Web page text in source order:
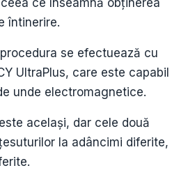
întinerire.
se efectuează cu
UltraPlus, care este capabil
unde electromagnetice.
același, dar cele două
la adâncimi diferite,